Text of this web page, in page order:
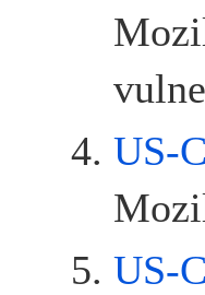
US-
US-